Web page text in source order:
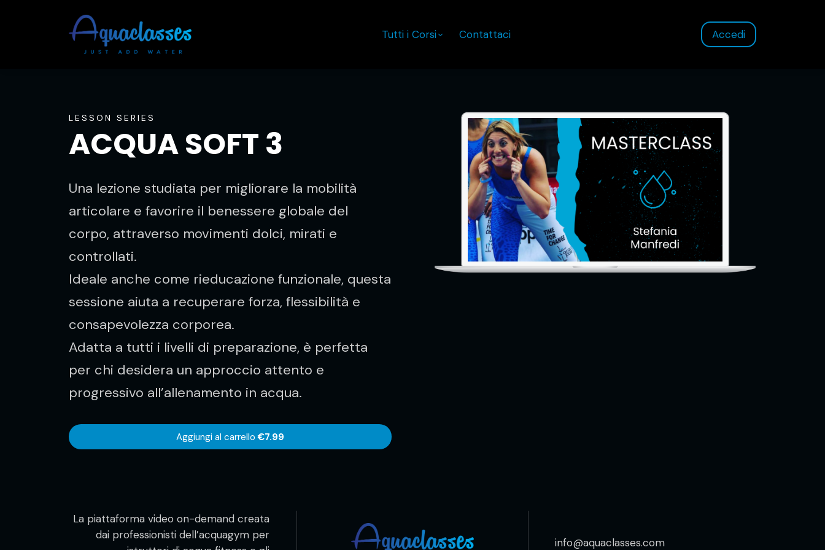
Tutti i Corsi Contattaci Accedi
LESSON SERIES
ACQUA SOFT 3
Una lezione studiata per migliorare la mobilità
articolare e favorire il benessere globale del
corpo, attraverso movimenti dolci, mirati e
controllati.
Ideale anche come rieducazione funzionale, questa
sessione aiuta a recuperare forza, flessibilità e
consapevolezza corporea.
Adatta a tutti i livelli di preparazione, è perfetta
per chi desidera un approccio attento e
progressivo all’allenamento in acqua.
Aggiungi al carrello €7.99
La piattaforma video on-demand creata
dai professionisti dell’acquagym per
info@aquaclasses.com